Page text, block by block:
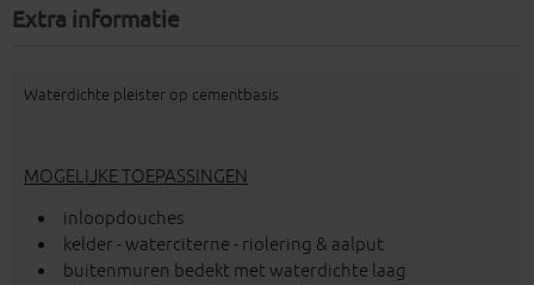
Extra informatie
Waterdichte pleister op cementbasis
MOGELIJKE TOEPASSINGEN
inloopdouches
kelder - waterciterne - riolering & aalput
buitenmuren bedekt met waterdichte laag